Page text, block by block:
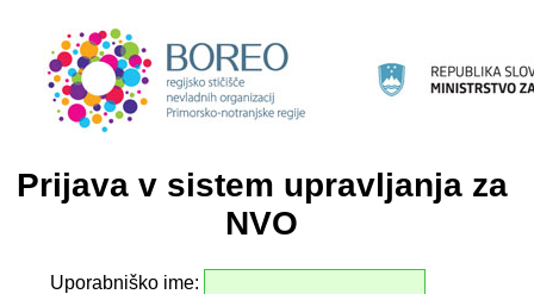
Prijava v sistem upravljanja za
NVO
Uporabniško ime: